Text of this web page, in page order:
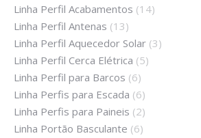
Linha Perfil Acabamentos (14)
Linha Perfil Antenas (13)
Linha Perfil Aquecedor Solar (3)
Linha Perfil Cerca Elétrica (5)
Linha Perfil para Barcos (6)
Linha Perfis para Escada (6)
Linha Perfis para Paineis (2)
Linha Portão Basculante (6)